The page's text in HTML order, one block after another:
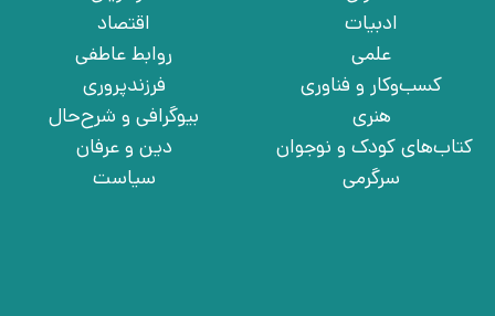
ادبیات
علمی
کسب‌وکار و فناوری
هنری
کتاب‌های کودک و نوجوان
سرگرمی
اقتصاد
روابط عاطفی
فرزندپروری
بیوگرافی و شرح‌حال
دین و عرفان
سیاست